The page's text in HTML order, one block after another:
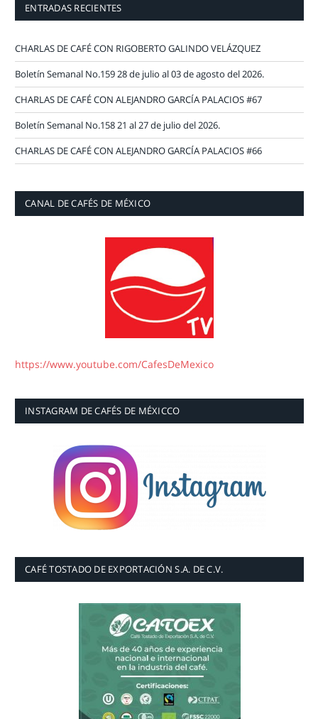
ENTRADAS RECIENTES
CHARLAS DE CAFÉ CON RIGOBERTO GALINDO VELÁZQUEZ
Boletín Semanal No.159 28 de julio al 03 de agosto del 2026.
CHARLAS DE CAFÉ CON ALEJANDRO GARCÍA PALACIOS #67
Boletín Semanal No.158 21 al 27 de julio del 2026.
CHARLAS DE CAFÉ CON ALEJANDRO GARCÍA PALACIOS #66
CANAL DE CAFÉS DE MÉXICO
https://www.youtube.com/CafesDeMexico
INSTAGRAM DE CAFÉS DE MÉXICCO
CAFÉ TOSTADO DE EXPORTACIÓN S.A. DE C.V.